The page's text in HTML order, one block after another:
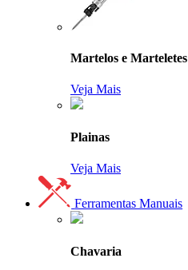
Martelos e Marteletes
Veja Mais
Plainas
Veja Mais
Ferramentas Manuais
Chavaria